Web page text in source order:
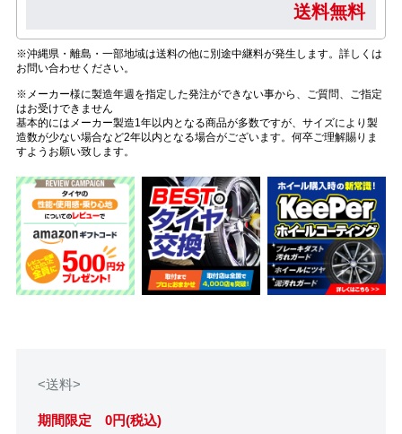
送料無料
※沖縄県・離島・一部地域は送料の他に別途中継料が発生します。詳しくは
お問い合わせください。
※メーカー様に製造年週を指定した発注ができない事から、ご質問、ご指定
はお受けできません
基本的にはメーカー製造1年以内となる商品が多数ですが、サイズにより製
造数が少ない場合など2年以内となる場合がございます。何卒ご理解賜りま
すようお願い致します。
<送料>
期間限定 0円(税込)